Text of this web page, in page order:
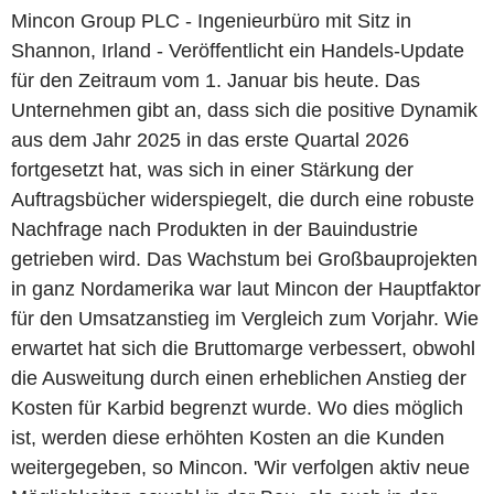
Mincon Group PLC - Ingenieurbüro mit Sitz in
Shannon, Irland - Veröffentlicht ein Handels-Update
für den Zeitraum vom 1. Januar bis heute. Das
Unternehmen gibt an, dass sich die positive Dynamik
aus dem Jahr 2025 in das erste Quartal 2026
fortgesetzt hat, was sich in einer Stärkung der
Auftragsbücher widerspiegelt, die durch eine robuste
Nachfrage nach Produkten in der Bauindustrie
getrieben wird. Das Wachstum bei Großbauprojekten
in ganz Nordamerika war laut Mincon der Hauptfaktor
für den Umsatzanstieg im Vergleich zum Vorjahr. Wie
erwartet hat sich die Bruttomarge verbessert, obwohl
die Ausweitung durch einen erheblichen Anstieg der
Kosten für Karbid begrenzt wurde. Wo dies möglich
ist, werden diese erhöhten Kosten an die Kunden
weitergegeben, so Mincon. 'Wir verfolgen aktiv neue